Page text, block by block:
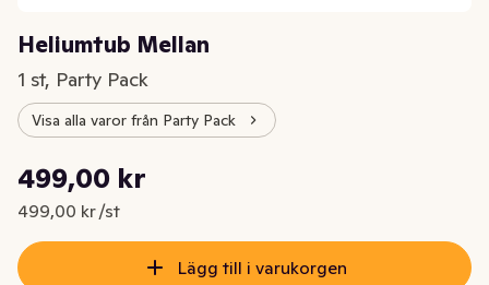
Heliumtub Mellan
1 st, Party Pack
Visa alla varor från Party Pack
Nuvarande pris är: 499,00 kr
499,00 kr
499,00 kr /st
Styckpris: 499,00 kr /st
Lägg till i varukorgen